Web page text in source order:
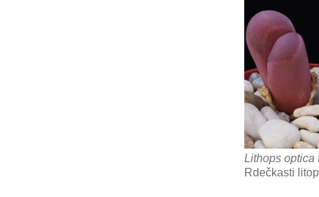
Lithops optica
Rdečkasti